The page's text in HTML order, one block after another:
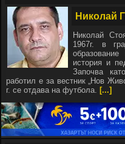
Николай
Николай
1967г. в
история и
Започва
работил е за вестник „Нов
г. се отдава на футбола. [...]